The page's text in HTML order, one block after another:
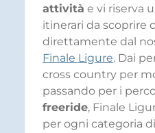
attività e vi riserva
itinerari da scoprire
direttamente dal
Finale Ligure. Dai
cross country per
passando per i
freeride, Finale
per ogni categoria